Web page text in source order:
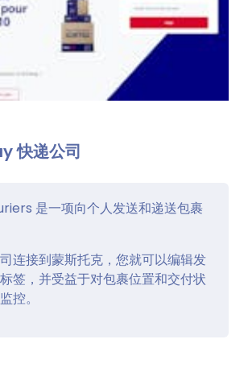
快递公司
是一项向个人发送和递送包裹
连接到蒙斯托克，您就可以编辑发
签，并受益于对包裹位置和交付状
控。